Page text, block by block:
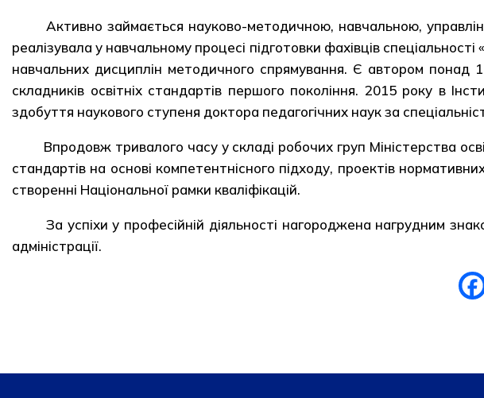
Активно займається науково-методичною, навчальною,
реалізувала у навчальному процесі підготовки фахівців
навчальних дисциплін методичного спрямування. Є автором понад
складників освітніх стандартів першого покоління. 2015 року в
здобуття наукового ступеня доктора педагогічних наук за
Впродовж тривалого часу у складі робочих груп Міністерства
стандартів на основі компетентнісного підходу, проектів
створенні Національної рамки кваліфікацій.
За успіхи у професійній діяльності нагороджена нагрудним
адміністрації.